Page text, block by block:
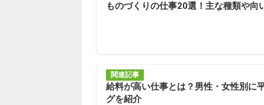
ものづくりの仕事20選！主な種類や向
関連記事
給料が高い仕事とは？男性・女性別に
グを紹介